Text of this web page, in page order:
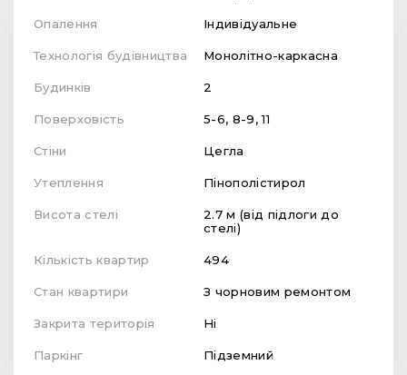
Опалення Індивідуальне
Технологія будівництва Монолітно-каркасна
Будинків 2
Поверховість 5-6, 8-9, 11
Стіни Цегла
Утеплення Пінополістирол
Висота стелі
2.7 м (від підлоги до
стелі)
Кількість квартир 494
Стан квартири З чорновим ремонтом
Закрита територія Ні
Паркінг Підземний